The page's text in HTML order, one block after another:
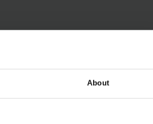
About
našimi odborníky ke
bočním umístěním zdvihového
přesouvají nahoru a plošina řidiče
technologie 48 V zaručuje
umístění břemen. Řidič získává